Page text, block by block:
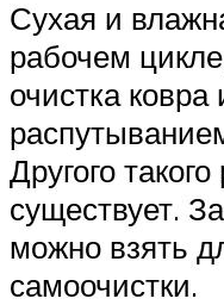
Сухая и
рабочем
очистка
Другого
существует.
можно взять
самоочистки.